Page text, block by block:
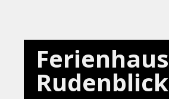
Ferienhaus
Rudenblick